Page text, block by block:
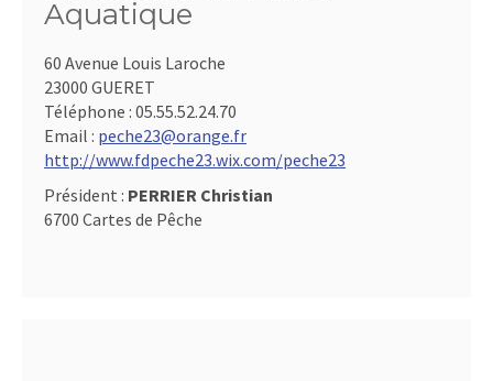
Aquatique
60 Avenue Louis Laroche
23000 GUERET
Téléphone : 05.55.52.24.70
Email : peche23@orange.fr
http://www.fdpeche23.wix.com/peche23
Président : PERRIER Christian
6700 Cartes de Pêche